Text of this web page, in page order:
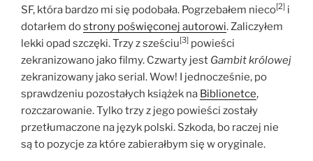
SF, która bardzo mi się podobała. Pogrzebałem nieco[2] i
dotarłem dostrony poświęconej autorowi. Zaliczyłem
lekki opad szczęki. Trzy z sześciu[3] powieści
zekranizowano jako filmy. Czwarty jest Gambit królowej
zekranizowany jako serial. Wow! I jednocześnie, po
sprawdzeniu pozostałych książek na Biblionetce,
rozczarowanie. Tylko trzy z jego powieści zostały
przetłumaczone na język polski. Szkoda, bo raczej nie
są to pozycje za które zabierałbym się w oryginale.